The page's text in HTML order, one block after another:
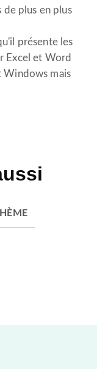
de plus en plus
présente les
Excel et Word
Windows mais